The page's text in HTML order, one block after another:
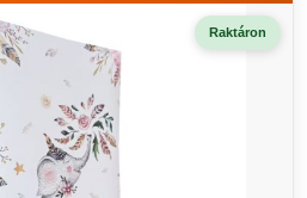
Raktáron